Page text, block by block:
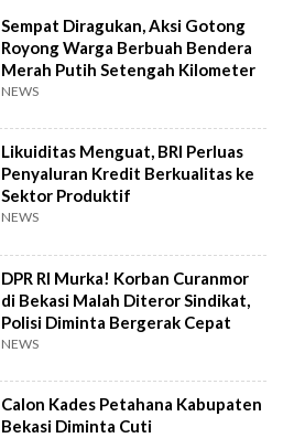
Sempat Diragukan, Aksi Gotong
Royong Warga Berbuah Bendera
Merah Putih Setengah Kilometer
NEWS
Likuiditas Menguat, BRI Perluas
Penyaluran Kredit Berkualitas ke
Sektor Produktif
NEWS
DPR RI Murka! Korban Curanmor
di Bekasi Malah Diteror Sindikat,
Polisi Diminta Bergerak Cepat
NEWS
Calon Kades Petahana Kabupaten
Bekasi Diminta Cuti